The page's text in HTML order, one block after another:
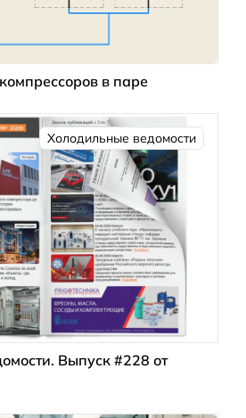
в паре
Холодильные ведомости
Выпуск #228 от